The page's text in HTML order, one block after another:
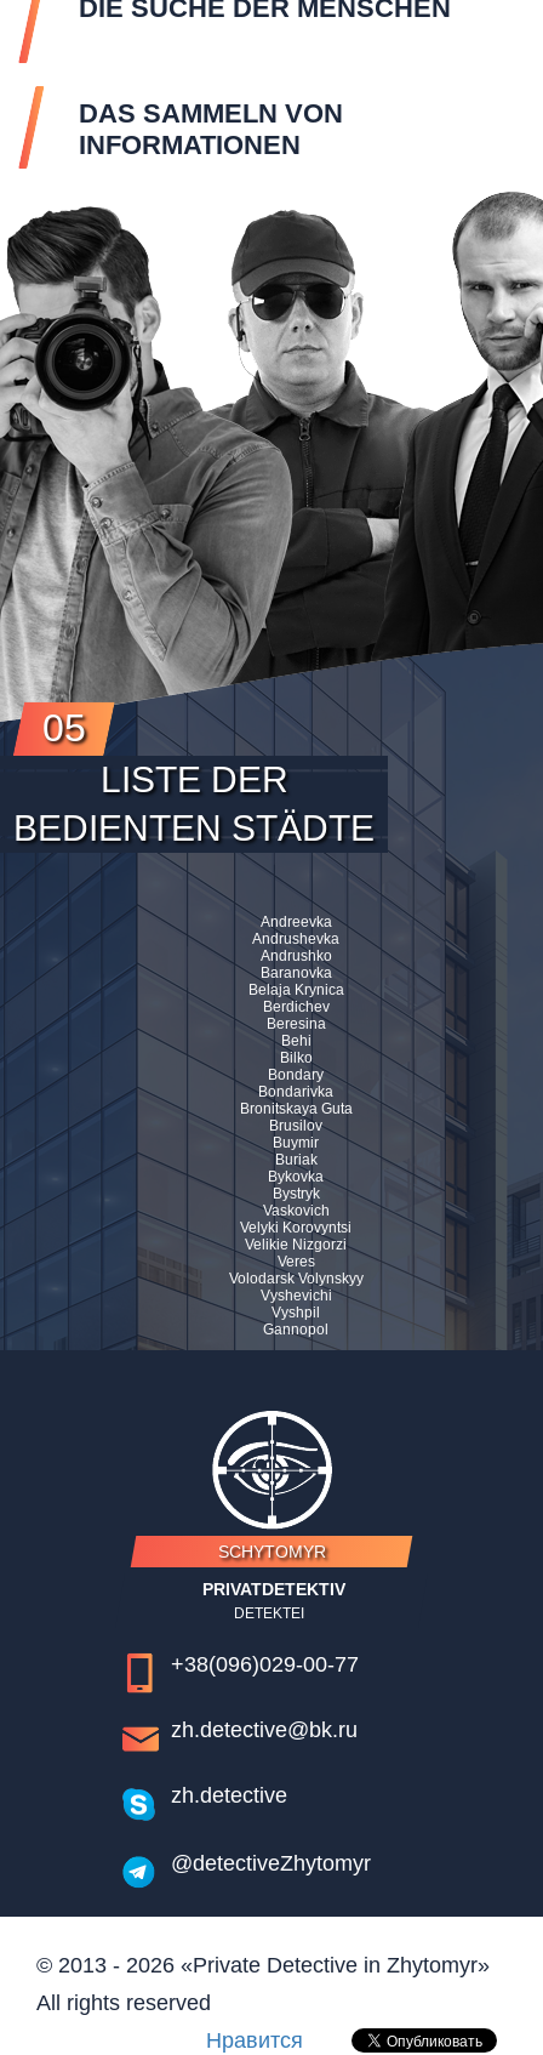
DIE SUCHE DER MENSCHEN
DAS SAMMELN VON
INFORMATIONEN
05
LISTE DER
BEDIENTEN STÄDTE
Andreevka
Andrushevka
Andrushko
Baranovka
Belaja Krynica
Berdichev
Beresina
Behi
Bilko
Bondary
Bondarivka
Bronitskaya Guta
Brusilov
Buymir
Buriak
Bykovka
Bystryk
Vaskovich
Velyki Korovyntsi
Velikie Nizgorzi
Veres
Volodarsk Volynskyy
Vyshevichi
Vyshpil
Gannopol
SCHYTOMYR
PRIVATDETEKTIV
DETEKTEI
+38(096)029-00-77
zh.detective@bk.ru
zh.detective
@detectiveZhytomyr
© 2013 - 2026 «Private Detective in Zhytomyr»
All rights reserved
Нравится